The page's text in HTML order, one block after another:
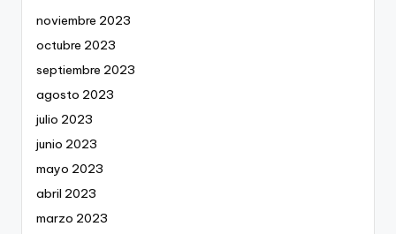
noviembre 2023
octubre 2023
septiembre 2023
agosto 2023
julio 2023
junio 2023
mayo 2023
abril 2023
marzo 2023